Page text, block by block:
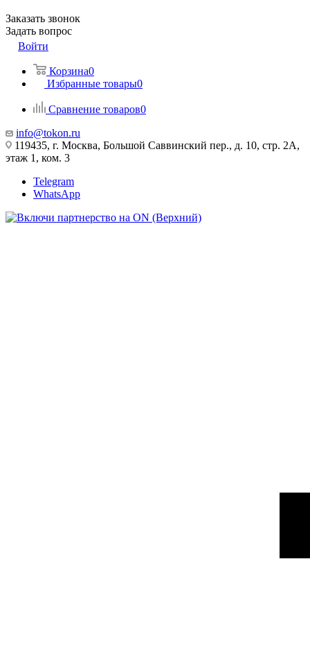
Заказать звонок
Задать вопрос
Войти
Корзина0
Избранные товары0
Сравнение товаров0
info@tokon.ru
119435, г. Москва, Большой Саввинский пер., д. 10, стр. 2А,
этаж 1, ком. 3
Telegram
WhatsApp